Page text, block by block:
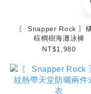
〖 Snapper Rock 〗
棕櫚樹海灘泳褲
NT$1,980